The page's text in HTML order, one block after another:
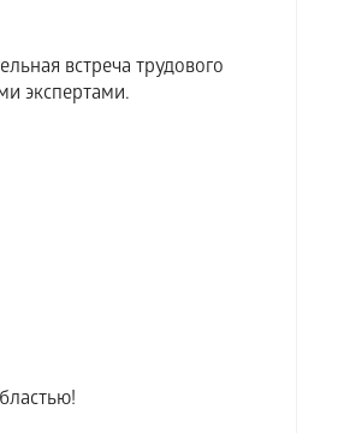
встреча трудового
экспертами.